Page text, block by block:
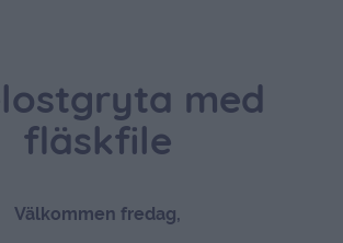
med
fläskfile
Välkommen fredag,